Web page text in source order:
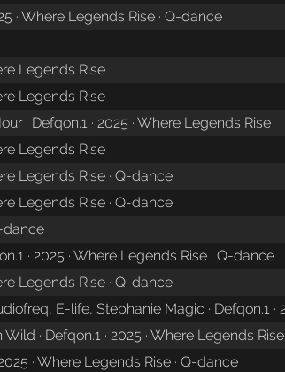
· Where Legends Rise · Q-dance
Legends Rise
Legends Rise
· Defqon.1 · 2025 · Where Legends Rise
Legends Rise
Legends Rise · Q-dance
Legends Rise · Q-dance
dance
· 2025 · Where Legends Rise · Q-dance
Legends Rise · Q-dance
E-life, Stephanie Magic · Defqon.1 ·
Wild · Defqon.1 · 2025 · Where Legends
· Where Legends Rise · Q-dance